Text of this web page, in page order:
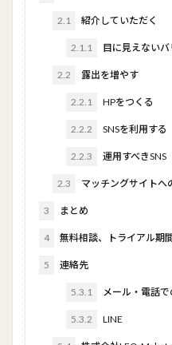
2.1 紹介していただく
2.1.1 目に見えないバ
2.2 露出を増やす
2.2.1 HPをつくる
2.2.2 SNSを利用する
2.2.3 運用すべきSNS
2.3 マッチングサイトへ
3 まとめ
4 無料相談、トライアル期
5 連絡先
5.3.1 メール・電話
5.3.2 LINE